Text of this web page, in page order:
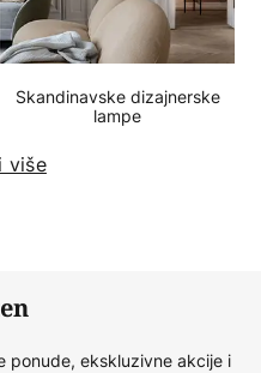
Skandinavske dizajnerske
lampe
više
ponude, ekskluzivne akcije i